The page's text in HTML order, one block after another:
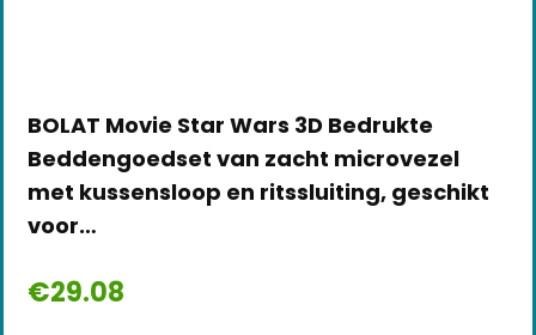
BOLAT Movie Star Wars 3D Bedrukte
Beddengoedset van zacht microvezel
met kussensloop en ritssluiting, geschikt
voor…
€29.08